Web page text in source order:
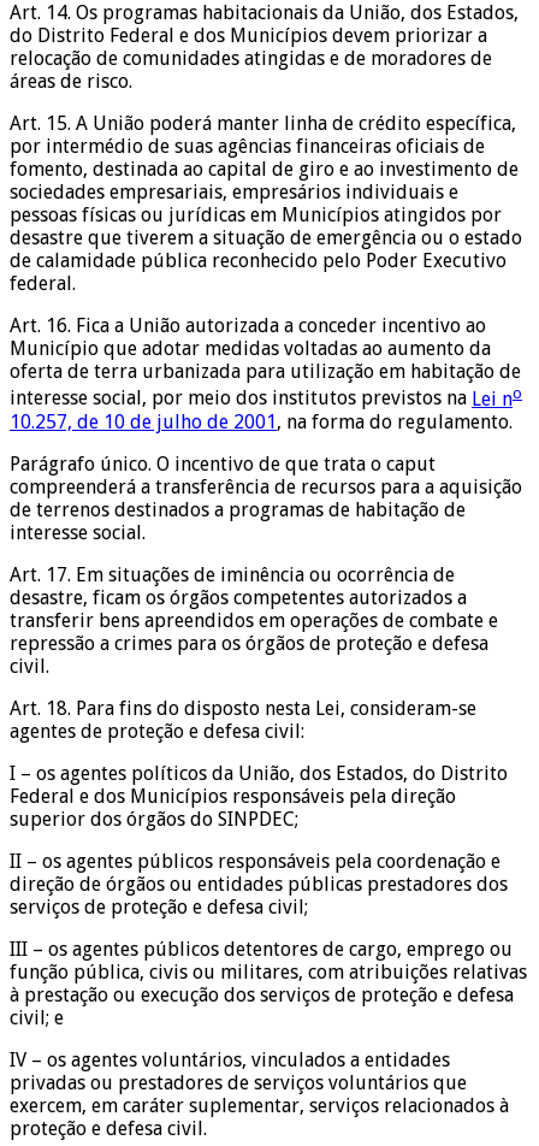
Art. 14. Os programas habitacionais da União, dos Estados,
do Distrito Federal e dos Municípios devem priorizar a
relocação de comunidades atingidas e de moradores de
áreas de risco.
Art. 15. A União poderá manter linha de crédito específica,
por intermédio de suas agências financeiras oficiais de
fomento, destinada ao capital de giro e ao investimento de
sociedades empresariais, empresários individuais e
pessoas físicas ou jurídicas em Municípios atingidos por
desastre que tiverem a situação de emergência ou o estado
de calamidade pública reconhecido pelo Poder Executivo
federal.
Art. 16. Fica a União autorizada a conceder incentivo ao
Município que adotar medidas voltadas ao aumento da
oferta de terra urbanizada para utilização em habitação de
interesse social, por meio dos institutos previstos na Lei no
10.257, de 10 de julho de 2001, na forma do regulamento.
Parágrafo único. O incentivo de que trata o caput
compreenderá a transferência de recursos para a aquisição
de terrenos destinados a programas de habitação de
interesse social.
Art. 17. Em situações de iminência ou ocorrência de
desastre, ficam os órgãos competentes autorizados a
transferir bens apreendidos em operações de combate e
repressão a crimes para os órgãos de proteção e defesa
civil.
Art. 18. Para fins do disposto nesta Lei, consideram-se
agentes de proteção e defesa civil:
I – os agentes políticos da União, dos Estados, do Distrito
Federal e dos Municípios responsáveis pela direção
superior dos órgãos do SINPDEC;
II – os agentes públicos responsáveis pela coordenação e
direção de órgãos ou entidades públicas prestadores dos
serviços de proteção e defesa civil;
III – os agentes públicos detentores de cargo, emprego ou
função pública, civis ou militares, com atribuições relativas
à prestação ou execução dos serviços de proteção e defesa
civil; e
IV – os agentes voluntários, vinculados a entidades
privadas ou prestadores de serviços voluntários que
exercem, em caráter suplementar, serviços relacionados à
proteção e defesa civil.